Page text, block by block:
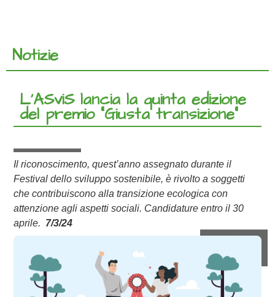
Notizie
L’ASviS lancia la quinta edizione
del premio “Giusta transizione”
Il riconoscimento, quest’anno assegnato durante il
Festival dello sviluppo sostenibile, è rivolto a soggetti
che contribuiscono alla transizione ecologica con
attenzione agli aspetti sociali. Candidature entro il 30
aprile. 7/3/24